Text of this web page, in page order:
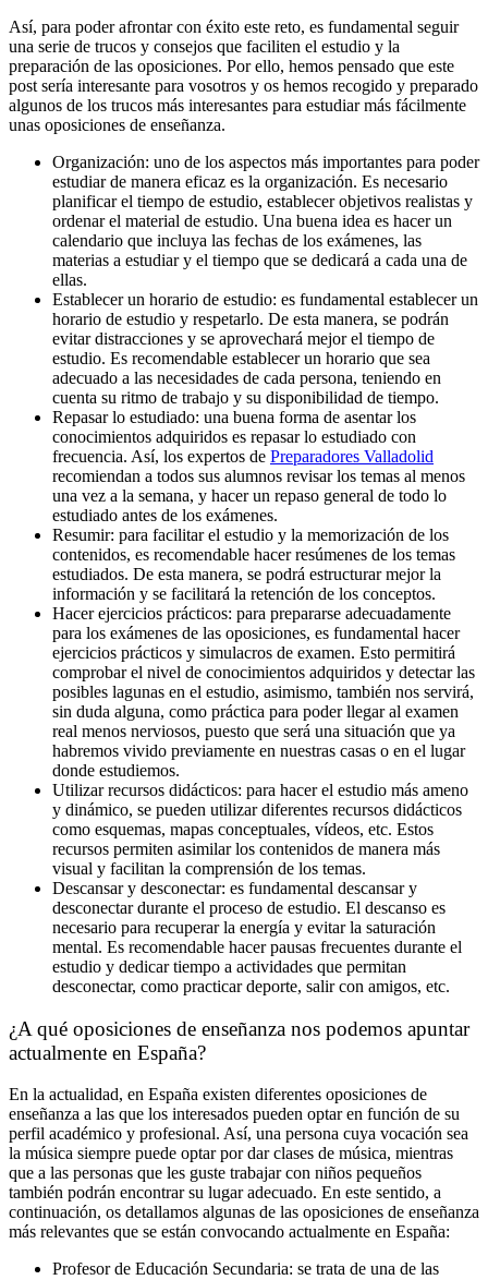
Así, para poder afrontar con éxito este reto, es fundamental seguir
una serie de trucos y consejos que faciliten el estudio y la
preparación de las oposiciones. Por ello, hemos pensado que este
post sería interesante para vosotros y os hemos recogido y preparado
algunos de los trucos más interesantes para estudiar más fácilmente
unas oposiciones de enseñanza.
Organización: uno de los aspectos más importantes para poder
estudiar de manera eficaz es la organización. Es necesario
planificar el tiempo de estudio, establecer objetivos realistas y
ordenar el material de estudio. Una buena idea es hacer un
calendario que incluya las fechas de los exámenes, las
materias a estudiar y el tiempo que se dedicará a cada una de
ellas.
Establecer un horario de estudio: es fundamental establecer un
horario de estudio y respetarlo. De esta manera, se podrán
evitar distracciones y se aprovechará mejor el tiempo de
estudio. Es recomendable establecer un horario que sea
adecuado a las necesidades de cada persona, teniendo en
cuenta su ritmo de trabajo y su disponibilidad de tiempo.
Repasar lo estudiado: una buena forma de asentar los
conocimientos adquiridos es repasar lo estudiado con
frecuencia. Así, los expertos de Preparadores Valladolid
recomiendan a todos sus alumnos revisar los temas al menos
una vez a la semana, y hacer un repaso general de todo lo
estudiado antes de los exámenes.
Resumir: para facilitar el estudio y la memorización de los
contenidos, es recomendable hacer resúmenes de los temas
estudiados. De esta manera, se podrá estructurar mejor la
información y se facilitará la retención de los conceptos.
Hacer ejercicios prácticos: para prepararse adecuadamente
para los exámenes de las oposiciones, es fundamental hacer
ejercicios prácticos y simulacros de examen. Esto permitirá
comprobar el nivel de conocimientos adquiridos y detectar las
posibles lagunas en el estudio, asimismo, también nos servirá,
sin duda alguna, como práctica para poder llegar al examen
real menos nerviosos, puesto que será una situación que ya
habremos vivido previamente en nuestras casas o en el lugar
donde estudiemos.
Utilizar recursos didácticos: para hacer el estudio más ameno
y dinámico, se pueden utilizar diferentes recursos didácticos
como esquemas, mapas conceptuales, vídeos, etc. Estos
recursos permiten asimilar los contenidos de manera más
visual y facilitan la comprensión de los temas.
Descansar y desconectar: es fundamental descansar y
desconectar durante el proceso de estudio. El descanso es
necesario para recuperar la energía y evitar la saturación
mental. Es recomendable hacer pausas frecuentes durante el
estudio y dedicar tiempo a actividades que permitan
desconectar, como practicar deporte, salir con amigos, etc.
¿A qué oposiciones de enseñanza nos podemos apuntar
actualmente en España?
En la actualidad, en España existen diferentes oposiciones de
enseñanza a las que los interesados pueden optar en función de su
perfil académico y profesional. Así, una persona cuya vocación sea
la música siempre puede optar por dar clases de música, mientras
que a las personas que les guste trabajar con niños pequeños
también podrán encontrar su lugar adecuado. En este sentido, a
continuación, os detallamos algunas de las oposiciones de enseñanza
más relevantes que se están convocando actualmente en España:
Profesor de Educación Secundaria: se trata de una de las